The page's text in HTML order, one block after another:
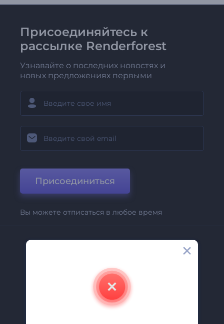
Присоединяйтесь к
рассылке Renderforest
Узнавайте о последних новостях и
новых предложениях первыми
Присоединиться
Вы можете отписаться в любое время
Свяжитесь С Нами